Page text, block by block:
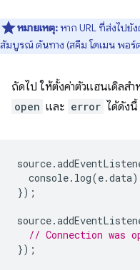
หมายเหตุ: หาก URL ที่ส่งไปยัง
สัมบูรณ์ ต้นทาง (สคีม โดเมน พอร์
ถัดไป ให้ตั้งค่าตัวแฮนเดิลสํ
open และ error ได้ดังนี้
source.
console. log(e.data
});
source.
// Connection was
});